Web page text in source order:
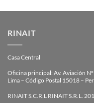
RINAIT
Casa Central
Oficina principal: Av. Aviación
Lima – Código Postal 15018 –
RINAIT S.C.R.L RINAIT S.R.L.